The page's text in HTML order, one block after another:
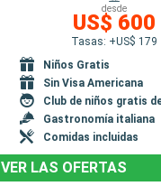
desde
US$ 600
Tasas: +US$ 179
Niños Gratis
Sin Visa Americana
Club de niños gratis
Gastronomía italiana
Comidas incluidas
VER LAS OFERTAS